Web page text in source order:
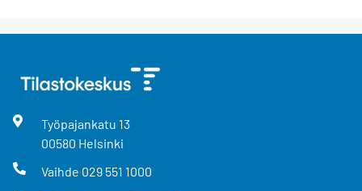
Työpajankatu 13
00580 Helsinki
Vaihde 029 551 1000